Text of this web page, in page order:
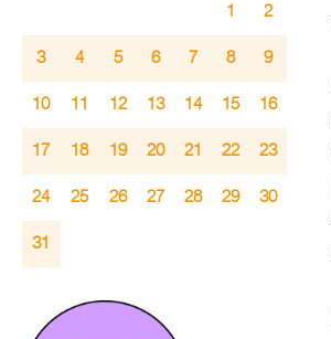
1 2
3 4 5 6 7 8 9
10 11 12 13 14 15 16
17 18 19 20 21 22 23
24 25 26 27 28 29 30
31